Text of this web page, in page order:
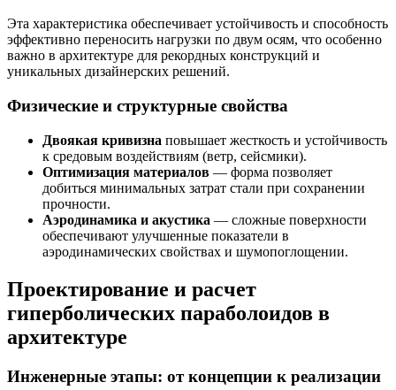
Эта характеристика обеспечивает устойчивость и способность
эффективно переносить нагрузки по двум осям, что особенно
важно в архитектуре для рекордных конструкций и
уникальных дизайнерских решений.
Физические и структурные свойства
Двоякая кривизна повышает жесткость и устойчивость
к средовым воздействиям (ветр, сейсмики).
Оптимизация материалов — форма позволяет
добиться минимальных затрат стали при сохранении
прочности.
Аэродинамика и акустика — сложные поверхности
обеспечивают улучшенные показатели в
аэродинамических свойствах и шумопоглощении.
Проектирование и расчет
гиперболических параболоидов в
архитектуре
Инженерные этапы: от концепции к реализации